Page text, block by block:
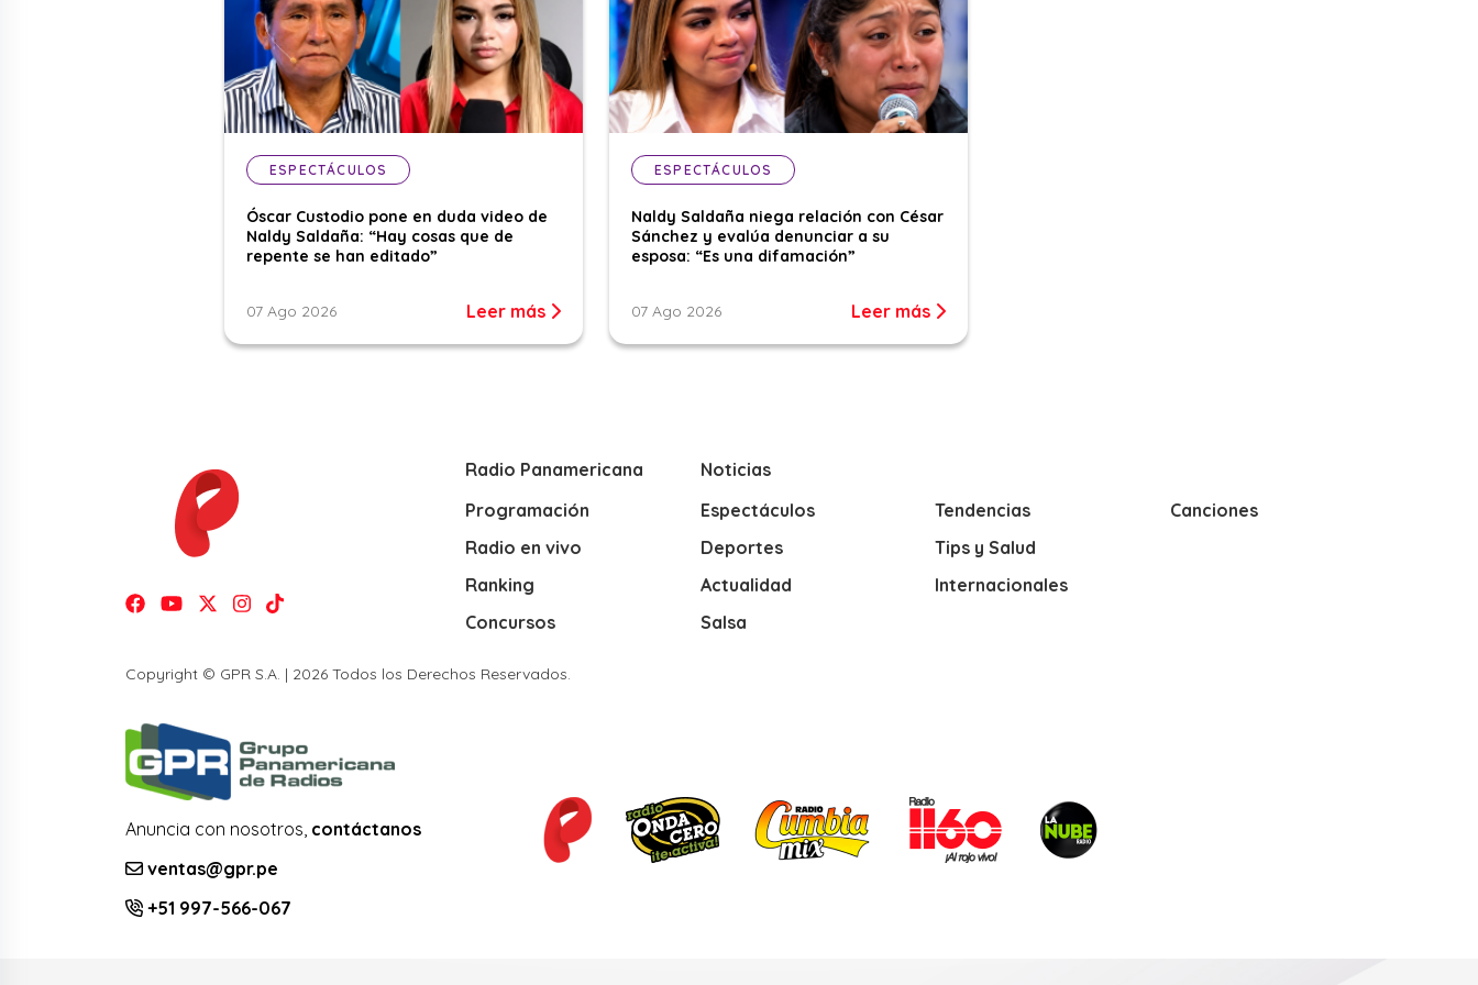
ESPECTÁCULOS
Óscar Custodio pone en duda video de
Naldy Saldaña: “Hay cosas que de
repente se han editado”
07 Ago 2026 Leer más
ESPECTÁCULOS
Naldy Saldaña niega relación con César
Sánchez y evalúa denunciar a su
esposa: “Es una difamación”
07 Ago 2026 Leer más
Radio Panamericana
Programación
Radio en vivo
Ranking
Concursos
Noticias
Espectáculos
Deportes
Actualidad
Salsa
Tendencias
Tips y Salud
Internacionales
Canciones
Copyright © GPR S.A. | 2026 Todos los Derechos Reservados.
Anuncia con nosotros, contáctanos
ventas@gpr.pe
+51 997-566-067